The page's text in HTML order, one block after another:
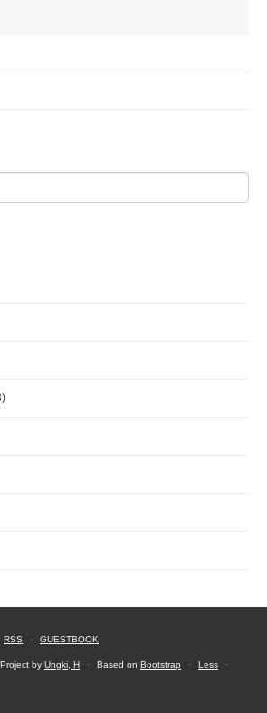
RSS · GUESTBOOK
Project by Ungki, H · Based on Bootstrap · Less ·